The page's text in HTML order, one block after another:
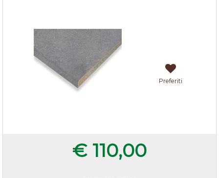
Preferiti
€ 110,00